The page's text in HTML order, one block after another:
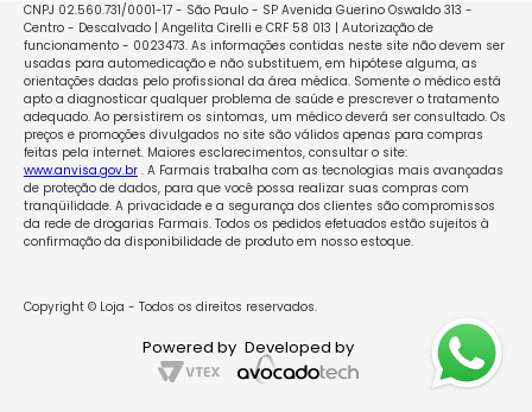
CNPJ 02.560.731/0001-17 - São Paulo - SP Avenida Guerino Oswaldo 313 -
Centro - Descalvado | Angelita Cirelli e CRF 58 013 | Autorização de
funcionamento - 0023473. As informações contidas neste site não devem ser
usadas para automedicação e não substituem, em hipótese alguma, as
orientações dadas pelo profissional da área médica. Somente o médico está
apto a diagnosticar qualquer problema de saúde e prescrever o tratamento
adequado. Ao persistirem os sintomas, um médico deverá ser consultado. Os
preços e promoções divulgados no site são válidos apenas para compras
feitas pela internet. Maiores esclarecimentos, consultar o site:
www.anvisa.gov.br. A Farmais trabalha com as tecnologias mais avançadas
de proteção de dados, para que você possa realizar suas compras com
tranqüilidade. A privacidade e a segurança dos clientes são compromissos
da rede de drogarias Farmais. Todos os pedidos efetuados estão sujeitos à
confirmação da disponibilidade de produto em nosso estoque.
Copyright © Loja - Todos os direitos reservados.
Powered by Developed by